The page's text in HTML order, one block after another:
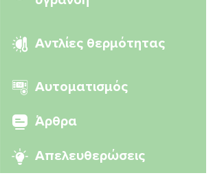
Αντλίες θερμότητας
Αυτοματισμός
Άρθρα
Απελευθερώσεις